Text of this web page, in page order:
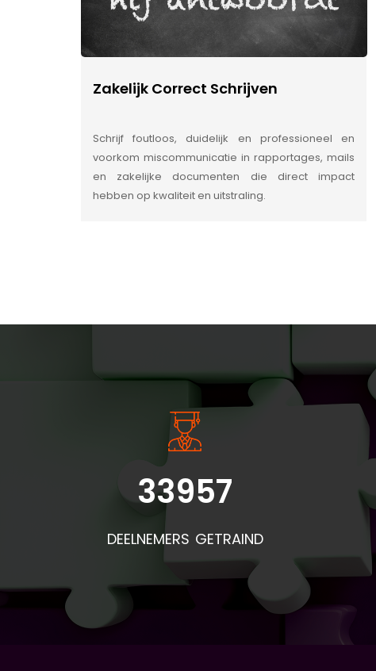
Zakelijk Correct Schrijven
Schrijf foutloos, duidelijk en professioneel en
voorkom miscommunicatie in rapportages, mails
en zakelijke documenten die direct impact
hebben op kwaliteit en uitstraling.
de
is:
33957
DEELNEMERS GETRAIND